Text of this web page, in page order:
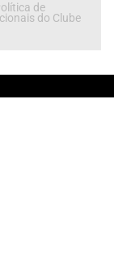
de
do Clube